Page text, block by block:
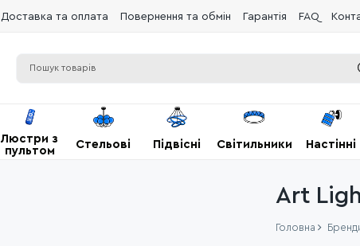
Доставка та оплата Повернення та обмін Гарантія FAQ
Люстри з
пультом
Стельові Підвісні Світильники Настінні
Art
Головна